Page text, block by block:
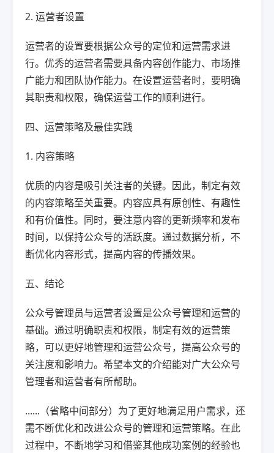
2. 运营者设置
运营者的设置要根据公众号的定位和运营需求进
行。优秀的运营者需要具备内容创作能力、市场推
广能力和团队协作能力。在设置运营者时，要明确
其职责和权限，确保运营工作的顺利进行。
四、运营策略及最佳实践
1. 内容策略
优质的内容是吸引关注者的关键。因此，制定有效
的内容策略至关重要。内容应具有原创性、有趣性
和有价值性。同时，要注意内容的更新频率和发布
时间，以保持公众号的活跃度。通过数据分析，不
断优化内容形式，提高内容的传播效果。
五、结论
公众号管理员与运营者设置是公众号管理和运营的
基础。通过明确职责和权限，制定有效的运营策
略，可以更好地管理和运营公众号，提高公众号的
关注度和影响力。希望本文的介绍能对广大公众号
管理者和运营者有所帮助。
......（省略中间部分）为了更好地满足用户需求，还
需不断优化和改进公众号的管理和运营策略。在此
过程中，不断地学习和借鉴其他成功案例的经验也